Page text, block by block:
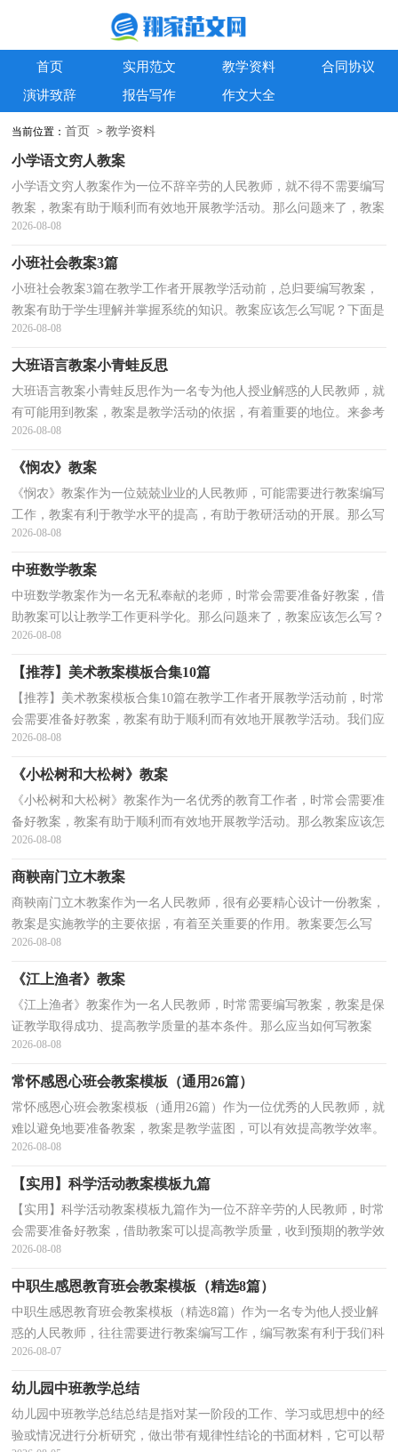
首页 实用范文 教学资料
合同协议
演讲致辞
报告写作 作文大全
当前位置：首页 >教学资料
小学语文穷人教案
小学语文穷人教案作为一位不辞辛劳的人民教师，就不得不需要编写
教案，教案有助于顺利而有效地开展教学活动。那么问题来了，教案
应该怎么写？下面是小编帮大家整理的小学语文穷人教...
2026-08-08
小班社会教案3篇
小班社会教案3篇在教学工作者开展教学活动前，总归要编写教案，
教案有助于学生理解并掌握系统的知识。教案应该怎么写呢？下面是
小编精心整理的小班社会教案3篇，欢迎大家借鉴与参考...
2026-08-08
大班语言教案小青蛙反思
大班语言教案小青蛙反思作为一名专为他人授业解惑的人民教师，就
有可能用到教案，教案是教学活动的依据，有着重要的地位。来参考
自己需要的教案吧！下面是小编为大家收集的大班语言...
2026-08-08
《悯农》教案
《悯农》教案作为一位兢兢业业的人民教师，可能需要进行教案编写
工作，教案有利于教学水平的提高，有助于教研活动的开展。那么写
教案需要注意哪些问题呢？以下是小编整理的《悯农》...
2026-08-08
中班数学教案
中班数学教案作为一名无私奉献的老师，时常会需要准备好教案，借
助教案可以让教学工作更科学化。那么问题来了，教案应该怎么写？
下面是小编整理的中班数学教案，仅供参考，大家一起来看...
2026-08-08
【推荐】美术教案模板合集10篇
【推荐】美术教案模板合集10篇在教学工作者开展教学活动前，时常
会需要准备好教案，教案有助于顺利而有效地开展教学活动。我们应
该怎么写教案呢？以下是小编帮大家整理的美术教案...
2026-08-08
《小松树和大松树》教案
《小松树和大松树》教案作为一名优秀的教育工作者，时常会需要准
备好教案，教案有助于顺利而有效地开展教学活动。那么教案应该怎
么写才合适呢？下面是小编精心整理的《小松树和大...
2026-08-08
商鞅南门立木教案
商鞅南门立木教案作为一名人民教师，很有必要精心设计一份教案，
教案是实施教学的主要依据，有着至关重要的作用。教案要怎么写
呢？下面是小编收集整理的商鞅南门立木教案，欢迎大家借...
2026-08-08
《江上渔者》教案
《江上渔者》教案作为一名人民教师，时常需要编写教案，教案是保
证教学取得成功、提高教学质量的基本条件。那么应当如何写教案
呢？以下是小编精心整理的《江上渔者》教案，希望能够...
2026-08-08
常怀感恩心班会教案模板（通用26篇）
常怀感恩心班会教案模板（通用26篇）作为一位优秀的人民教师，就
难以避免地要准备教案，教案是教学蓝图，可以有效提高教学效率。
那么教案应该怎么写才合适呢？下面是小编为大家收集的常...
2026-08-08
【实用】科学活动教案模板九篇
【实用】科学活动教案模板九篇作为一位不辞辛劳的人民教师，时常
会需要准备好教案，借助教案可以提高教学质量，收到预期的教学效
果。教案要怎么写呢？下面是小编整理的科学活动教案...
2026-08-08
中职生感恩教育班会教案模板（精选8篇）
中职生感恩教育班会教案模板（精选8篇）作为一名专为他人授业解
惑的人民教师，往往需要进行教案编写工作，编写教案有利于我们科
学、合理地支配课堂时间。来参考自己需要的教案吧！以...
2026-08-07
幼儿园中班教学总结
幼儿园中班教学总结总结是指对某一阶段的工作、学习或思想中的经
验或情况进行分析研究，做出带有规律性结论的书面材料，它可以帮